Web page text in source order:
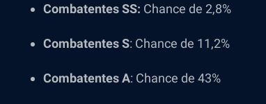
Combatentes SS: Chance de 2,8%
Combatentes S: Chance de 11,2%
Combatentes A: Chance de 43%